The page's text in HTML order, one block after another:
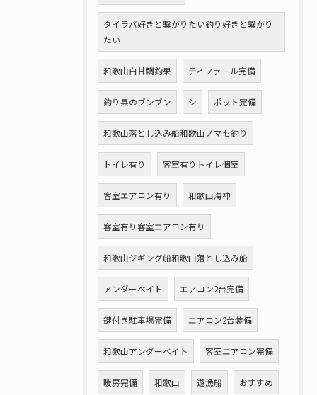
タイラバ好きと繋がりたい釣り好きと繋がり
たい
和歌山白甘鯛釣果 ティファール完備
釣り具のブンブン シ ポット完備
和歌山落とし込み船和歌山ノマセ釣り
トイレ有り 客室有りトイレ個室
客室エアコン有り 和歌山海神
客室有り客室エアコン有り
和歌山ジギング船和歌山落とし込み船
アンダーベイト エアコン2台完備
鍵付き駐車場完備 エアコン2台装備
和歌山アンダーベイト 客室エアコン完備
暖房完備 和歌山 遊漁船 おすすめ